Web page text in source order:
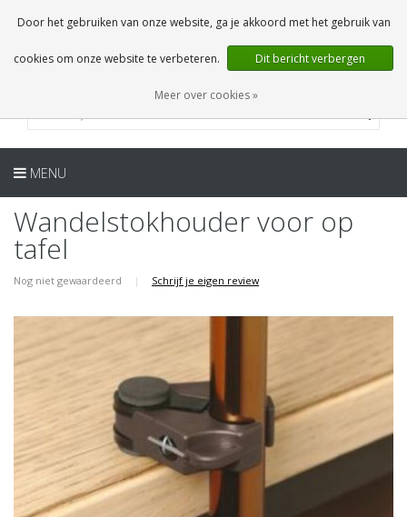
0 Artikelen
NL
MENU
Wandelstokhouder voor op
tafel
Nog niet gewaardeerd | Schrijf je eigen review
Door het gebruiken van onze website, ga je akkoord met het gebruik van
cookies om onze website te verbeteren. Dit bericht verbergen
Meer over cookies »